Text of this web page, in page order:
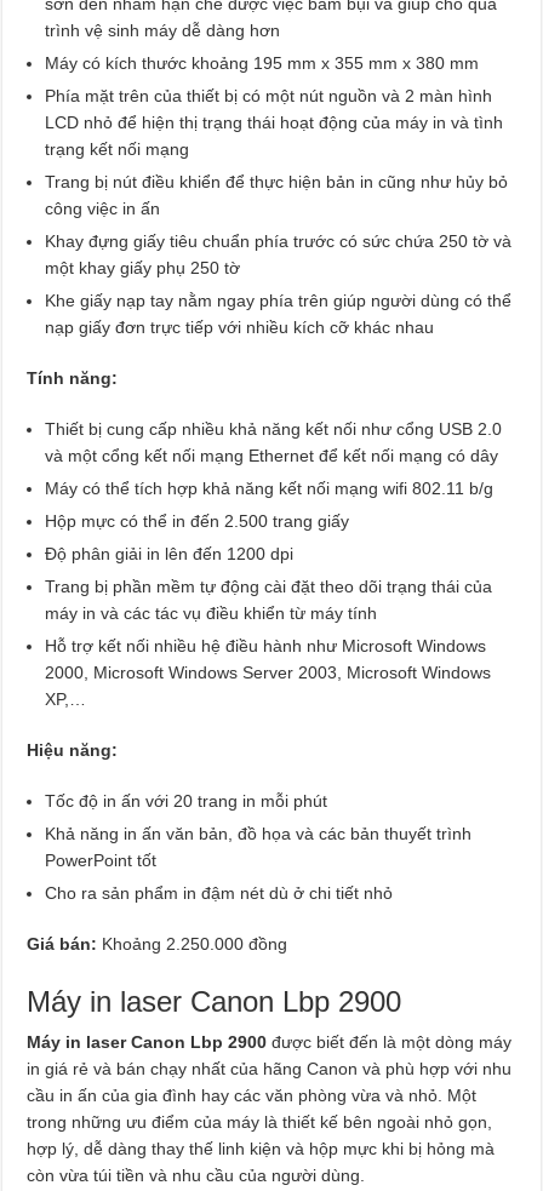
trình vệ sinh máy dễ dàng hơn
Máy có kích thước khoảng 195 mm x 355 mm x 380 mm
Phía mặt trên của thiết bị có một nút nguồn và 2 màn hình
LCD nhỏ để hiện thị trạng thái hoạt động của máy in và tình
trạng kết nối mạng
Trang bị nút điều khiển để thực hiện bản in cũng như hủy bỏ
công việc in ấn
Khay đựng giấy tiêu chuẩn phía trước có sức chứa 250 tờ và
một khay giấy phụ 250 tờ
Khe giấy nạp tay nằm ngay phía trên giúp người dùng có thể
nạp giấy đơn trực tiếp với nhiều kích cỡ khác nhau
Tính năng:
Thiết bị cung cấp nhiều khả năng kết nối như cổng USB 2.0
và một cổng kết nối mạng Ethernet để kết nối mạng có dây
Máy có thể tích hợp khả năng kết nối mạng wifi 802.11 b/g
Hộp mực có thể in đến 2.500 trang giấy
Độ phân giải in lên đến 1200 dpi
Trang bị phần mềm tự động cài đặt theo dõi trạng thái của
máy in và các tác vụ điều khiển từ máy tính
Hỗ trợ kết nối nhiều hệ điều hành như Microsoft Windows
2000, Microsoft Windows Server 2003, Microsoft Windows
XP,…
Hiệu năng:
Tốc độ in ấn với 20 trang in mỗi phút
Khả năng in ấn văn bản, đồ họa và các bản thuyết trình
PowerPoint tốt
Cho ra sản phẩm in đậm nét dù ở chi tiết nhỏ
Giá bán: Khoảng 2.250.000 đồng
Máy in laser Canon Lbp 2900
Máy in laser Canon Lbp 2900 được biết đến là một dòng máy
in giá rẻ và bán chạy nhất của hãng Canon và phù hợp với nhu
cầu in ấn của gia đình hay các văn phòng vừa và nhỏ. Một
trong những ưu điểm của máy là thiết kế bên ngoài nhỏ gọn,
hợp lý, dễ dàng thay thế linh kiện và hộp mực khi bị hỏng mà
còn vừa túi tiền và nhu cầu của người dùng.